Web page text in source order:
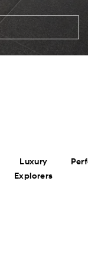
Luxury
Explorers